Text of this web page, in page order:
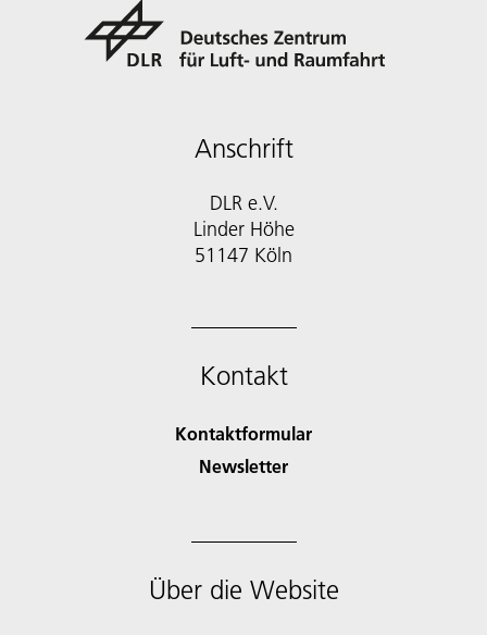
Anschrift
DLR e.V.
Linder Höhe
51147 Köln
Kontakt
Kontaktformular
Newsletter
Über die Website